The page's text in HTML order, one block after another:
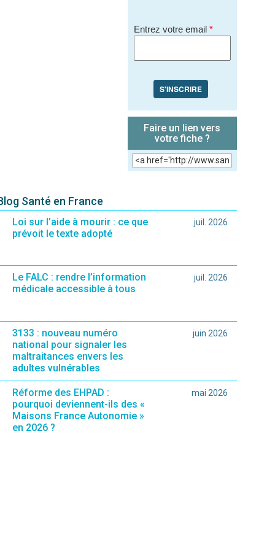
Entrez votre email *
S'INSCRIRE
Faire un lien vers
votre fiche ?
Santé en France
Loi sur l’aide à mourir : ce que
prévoit le texte adopté
juil. 2026
Le FALC : rendre l’information
médicale accessible à tous
juil. 2026
3133 : nouveau numéro
national pour signaler les
maltraitances envers les
adultes vulnérables
juin 2026
Réforme des EHPAD :
pourquoi deviennent-ils des «
Maisons France Autonomie »
en 2026 ?
mai 2026